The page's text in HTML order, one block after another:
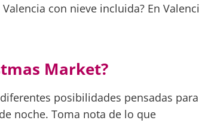
con nieve incluida? En
Market?
posibilidades pensadas para
noche. Toma nota de lo que